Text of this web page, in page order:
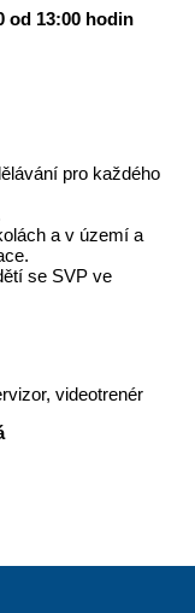
od 13:00 hodin
pro každého
a v území a
se SVP ve
videotrenér